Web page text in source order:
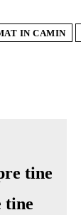
IN CAMIN
tine